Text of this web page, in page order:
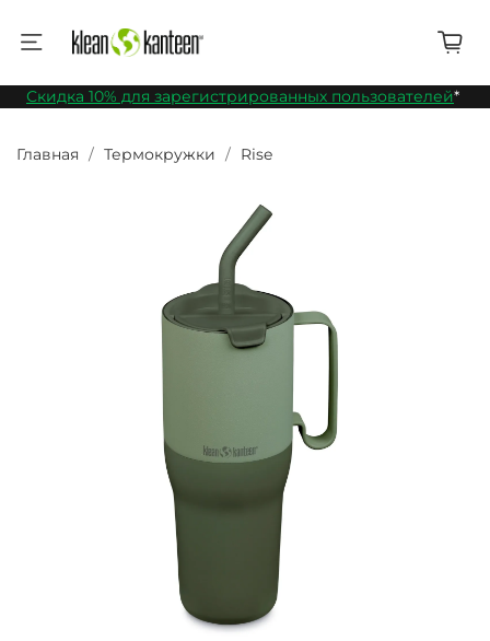
Скидка 10% для зарегистрированных пользователей*
Главная Термокружки Rise